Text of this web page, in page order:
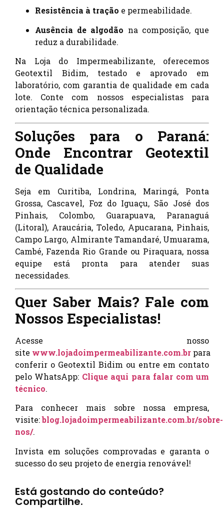
Resistência à tração e permeabilidade.
Ausência de algodão na composição, que
reduz a durabilidade.
Na Loja do Impermeabilizante, oferecemos
Geotextil Bidim, testado e aprovado em
laboratório, com garantia de qualidade em cada
lote. Conte com nossos especialistas para
orientação técnica personalizada.
Soluções para o Paraná:
Onde Encontrar Geotextil
de Qualidade
Seja em Curitiba, Londrina, Maringá, Ponta
Grossa, Cascavel, Foz do Iguaçu, São José dos
Pinhais, Colombo, Guarapuava, Paranaguá
(Litoral), Araucária, Toledo, Apucarana, Pinhais,
Campo Largo, Almirante Tamandaré, Umuarama,
Cambé, Fazenda Rio Grande ou Piraquara, nossa
equipe está pronta para atender suas
necessidades.
Quer Saber Mais? Fale com
Nossos Especialistas!
Acesse nosso
site www.lojadoimpermeabilizante.com.br para
conferir o Geotextil Bidim ou entre em contato
pelo WhatsApp: Clique aqui para falar com um
técnico.
Para conhecer mais sobre nossa empresa,
visite:blog.lojadoimpermeabilizante.com.br/sobre-
nos/.
Invista em soluções comprovadas e garanta o
sucesso do seu projeto de energia renovável!
Está gostando do conteúdo?
Compartilhe.